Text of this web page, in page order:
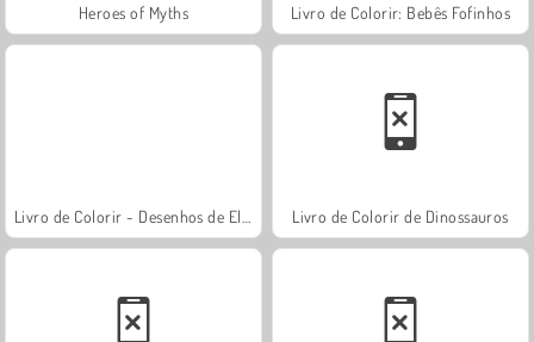
Heroes of Myths Livro de Colorir: Bebês Fofinhos
Livro de Colorir de Dinossauros